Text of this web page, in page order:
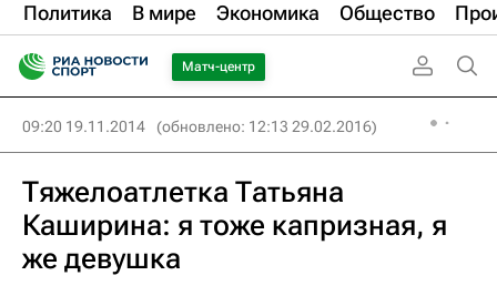
Политика В мире Экономика Общество
Матч-центр
09:20 19.11.2014 (обновлено: 12:13 29.02.2016)
Тяжелоатлетка Татьяна
Каширина: я тоже капризная, я
же девушка